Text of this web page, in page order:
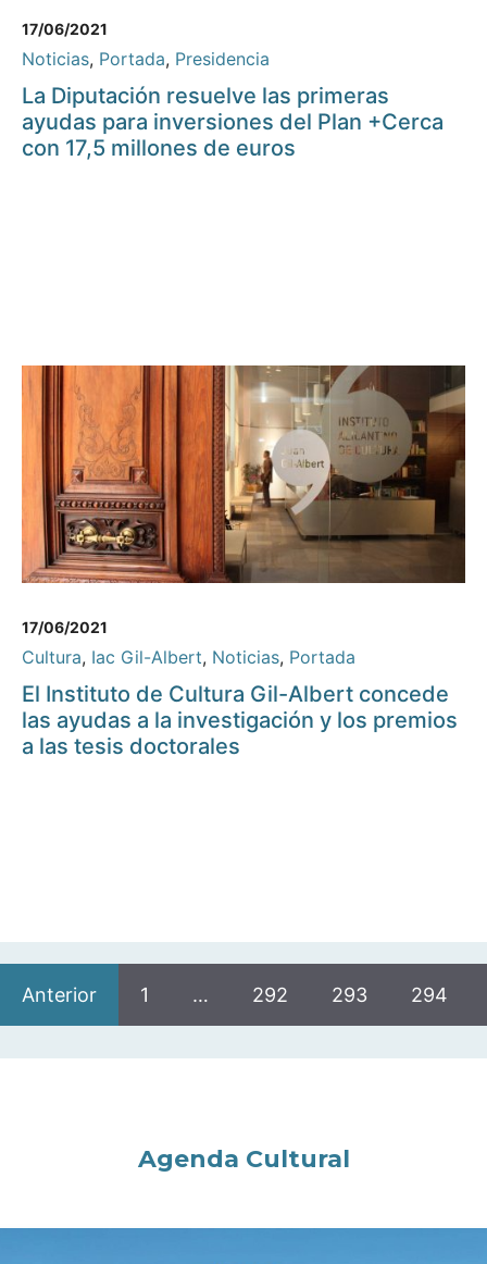
17/06/2021
Noticias, Portada, Presidencia
La Diputación resuelve las primeras
ayudas para inversiones del Plan +Cerca
con 17,5 millones de euros
17/06/2021
Cultura, Iac Gil-Albert, Noticias, Portada
El Instituto de Cultura Gil-Albert concede
las ayudas a la investigación y los premios
a las tesis doctorales
Anterior 1 … 292 293 294
Agenda Cultural